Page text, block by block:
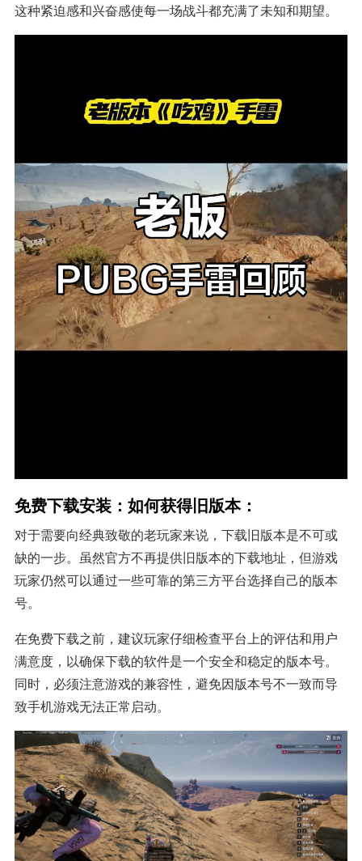
这种紧迫感和兴奋感使每一场战斗都充满了未知和期望。
免费下载安装：如何获得旧版本：
对于需要向经典致敬的老玩家来说，下载旧版本是不可或
缺的一步。虽然官方不再提供旧版本的下载地址，但游戏
玩家仍然可以通过一些可靠的第三方平台选择自己的版本
号。
在免费下载之前，建议玩家仔细检查平台上的评估和用户
满意度，以确保下载的软件是一个安全和稳定的版本号。
同时，必须注意游戏的兼容性，避免因版本号不一致而导
致手机游戏无法正常启动。